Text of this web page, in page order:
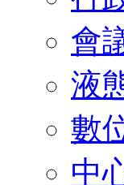
會
液
數
中